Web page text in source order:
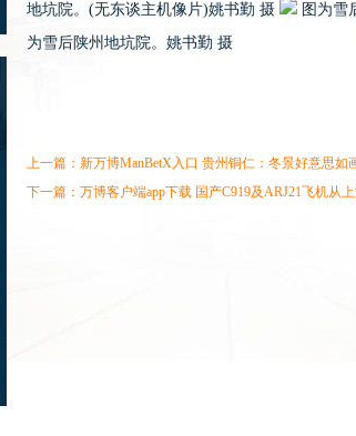
地坑院。(无东谈主机像片)姚书勤 摄
图为雪
为雪后陕州地坑院。姚书勤 摄
上一篇： 新万博ManBetX入口 贵州铜仁：冬景好意思如
下一篇： 万博客户端app下载 国产C919及ARJ21飞机从